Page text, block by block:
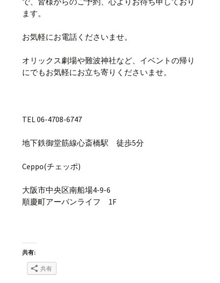
ます。
お気軽にお電話くださいませ。
オリックス劇場や難波神社など、イベントの帰り
にでもお気軽にお立ち寄りくださいませ。
TEL 06-4708-6747
地下鉄御堂筋線心斎橋駅 徒歩5分
Ceppo(チェッポ)
大阪市中央区南船場4-9-6
順慶町アーバンライフ 1F
共有:
共有